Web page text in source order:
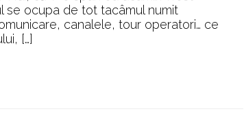
se ocupa de tot tacâmul numit
canalele, tour operatori… ce
[…]